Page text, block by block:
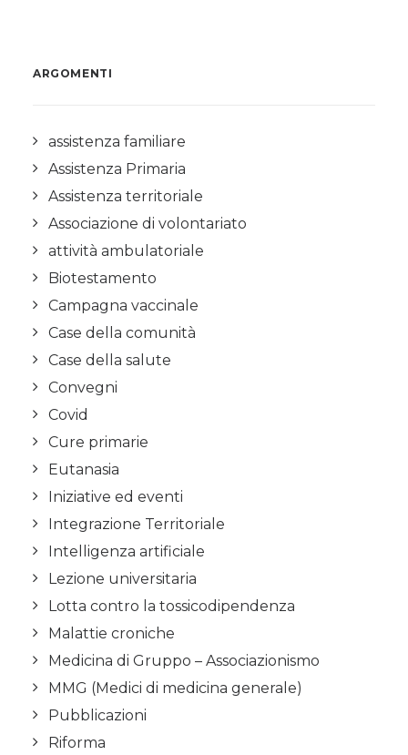
ARGOMENTI
assistenza familiare
Assistenza Primaria
Assistenza territoriale
Associazione di volontariato
attività ambulatoriale
Biotestamento
Campagna vaccinale
Case della comunità
Case della salute
Convegni
Covid
Cure primarie
Eutanasia
Iniziative ed eventi
Integrazione Territoriale
Intelligenza artificiale
Lezione universitaria
Lotta contro la tossicodipendenza
Malattie croniche
Medicina di Gruppo – Associazionismo
MMG (Medici di medicina generale)
Pubblicazioni
Riforma